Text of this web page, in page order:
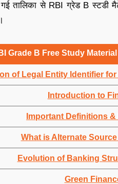
गई तालिका से RBI ग्रेड B
Grade B Free Study
of Legal Entity Identifier
Introduction to
Important Definitions
What is Alternate
Evolution of Banking
Green